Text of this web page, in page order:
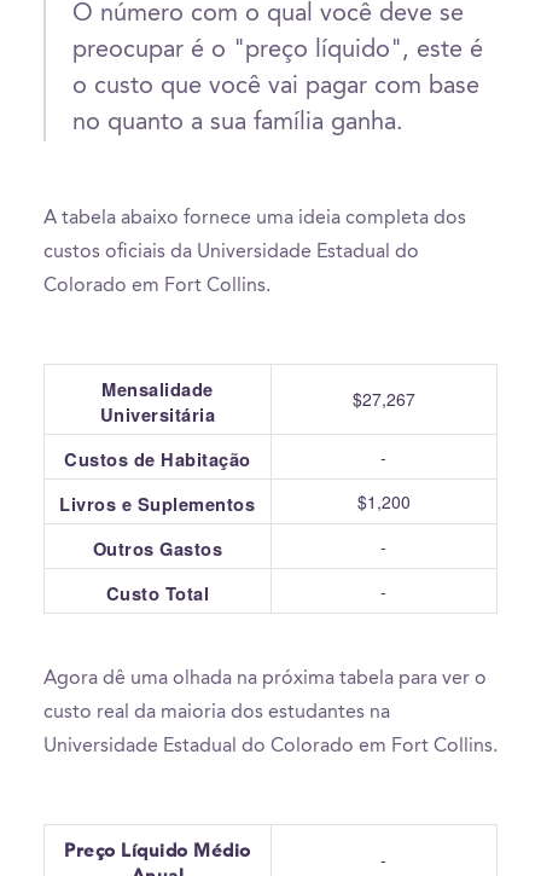
O número com o qual você deve se
preocupar é o "preço líquido", este é
o custo que você vai pagar com base
no quanto a sua família ganha.
A tabela abaixo fornece uma ideia completa dos
custos oficiais da Universidade Estadual do
Colorado em Fort Collins.
Mensalidade
Universitária
$27,267
Custos de Habitação -
Livros e Suplementos $1,200
Outros Gastos -
Custo Total -
Agora dê uma olhada na próxima tabela para ver o
custo real da maioria dos estudantes na
Universidade Estadual do Colorado em Fort Collins.
Preço Líquido Médio
-